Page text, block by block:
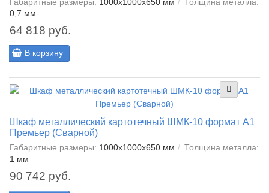
0,7 мм
64 818 руб.
В корзину
Шкаф металлический картотечный ШМК-10 формат А1
Премьер (Сварной)
Габаритные размеры: 1000x1000x650 мм
Толщина металла:
1 мм
90 742 руб.